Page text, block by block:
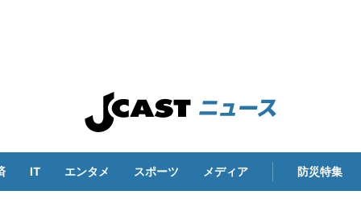
IT エンタメ スポーツ メディア 防災特集